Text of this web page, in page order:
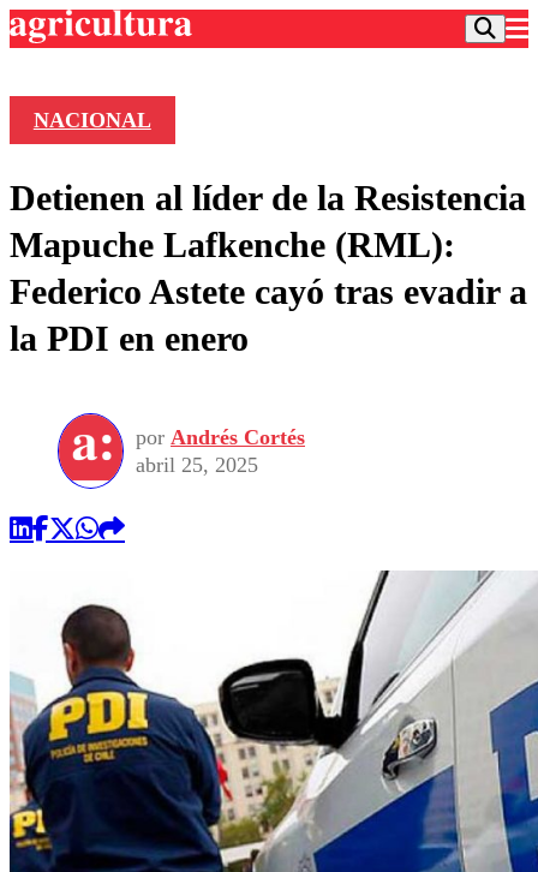
Frecuencias
Agricultura TV
Deportes
Colo Colo
Motor
Torneo Internacional
Torneo Nacional
Entretención
Internacional
Nacional
Vida Social
Programas
Comercial
NACIONAL
Detienen al líder de la Resistencia
Mapuche Lafkenche (RML):
Federico Astete cayó tras evadir a
la PDI en enero
por Andrés Cortés
abril 25, 2025